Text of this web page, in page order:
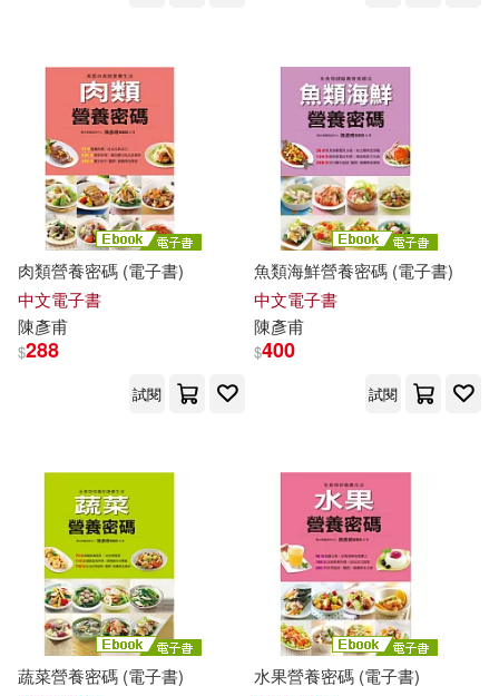
肉類營養密碼 (電子書)
中文電子書
陳彥甫
$288
試閱
魚類海鮮營養密碼 (電子書)
中文電子書
陳彥甫
$400
試閱
蔬菜營養密碼 (電子書)
水果營養密碼 (電子書)